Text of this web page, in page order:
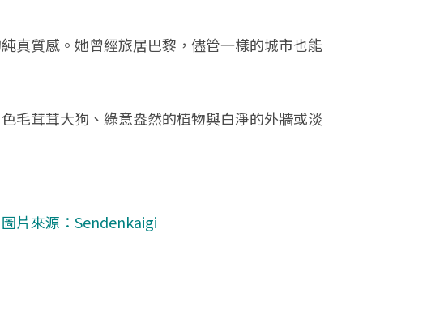
真質感。她曾經旅居巴黎，儘管一樣的城市也能
毛茸茸大狗、綠意盎然的植物與白淨的外牆或淡
片來源： Sendenkaigi